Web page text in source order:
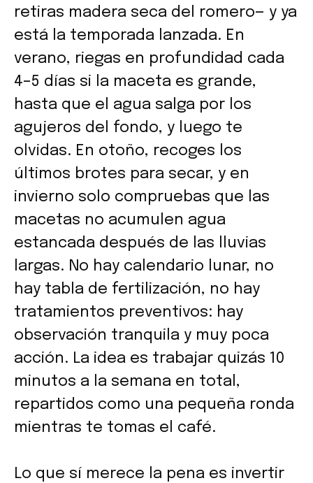
retiras madera seca del romero— y ya
está la temporada lanzada. En
verano, riegas en profundidad cada
4–5 días si la maceta es grande,
hasta que el agua salga por los
agujeros del fondo, y luego te
olvidas. En otoño, recoges los
últimos brotes para secar, y en
invierno solo compruebas que las
macetas no acumulen agua
estancada después de las lluvias
largas. No hay calendario lunar, no
hay tabla de fertilización, no hay
tratamientos preventivos: hay
observación tranquila y muy poca
acción. La idea es trabajar quizás 10
minutos a la semana en total,
repartidos como una pequeña ronda
mientras te tomas el café.
Lo que sí merece la pena es invertir